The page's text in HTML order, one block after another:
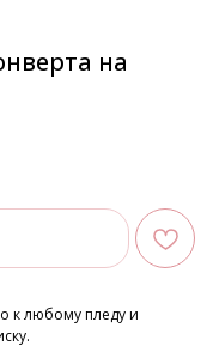
на
к любому пледу и